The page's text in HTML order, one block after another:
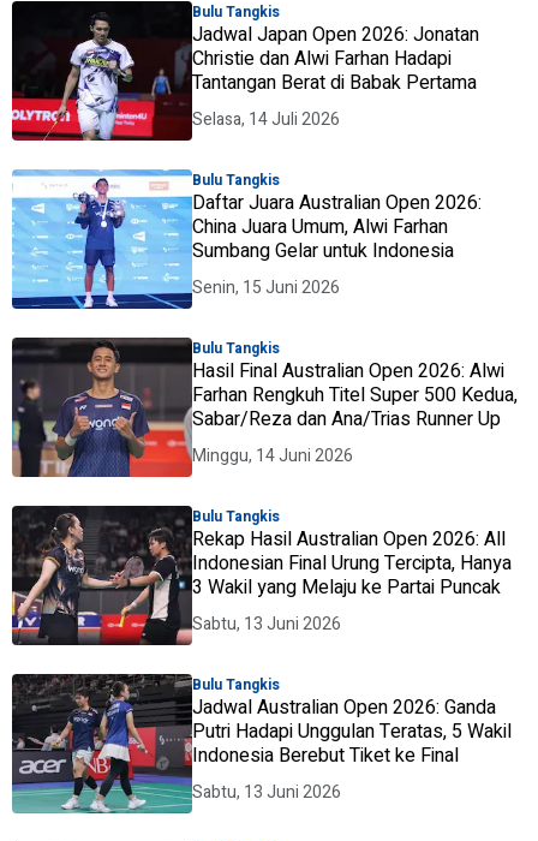
Bulu Tangkis
Jadwal Japan Open 2026: Jonatan
Christie dan Alwi Farhan Hadapi
Tantangan Berat di Babak Pertama
Selasa, 14 Juli 2026
Bulu Tangkis
Daftar Juara Australian Open 2026:
China Juara Umum, Alwi Farhan
Sumbang Gelar untuk Indonesia
Senin, 15 Juni 2026
Bulu Tangkis
Hasil Final Australian Open 2026: Alwi
Farhan Rengkuh Titel Super 500 Kedua,
Sabar/Reza dan Ana/Trias Runner Up
Minggu, 14 Juni 2026
Bulu Tangkis
Rekap Hasil Australian Open 2026: All
Indonesian Final Urung Tercipta, Hanya
3 Wakil yang Melaju ke Partai Puncak
Sabtu, 13 Juni 2026
Bulu Tangkis
Jadwal Australian Open 2026: Ganda
Putri Hadapi Unggulan Teratas, 5 Wakil
Indonesia Berebut Tiket ke Final
Sabtu, 13 Juni 2026